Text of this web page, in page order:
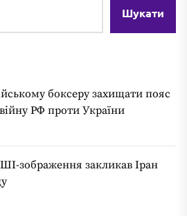
Шукати
боксеру захищати пояс
РФ проти України
зображення закликав Іран